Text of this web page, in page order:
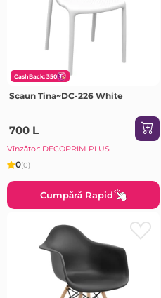
CashBack: 350
Scaun Tina~DC-226 White
700 L
Vînzător: DECOPRIM PLUS
0(0)
Cumpără Rapid